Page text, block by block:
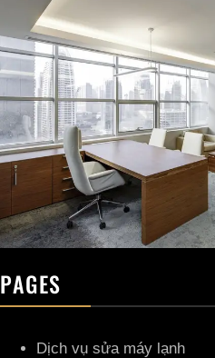
PAGES
Dịch vụ sửa máy lạnh